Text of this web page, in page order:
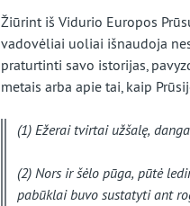
Žiūrint iš Vidurio Europos
vadovėliai uoliai išnaudoja
praturtinti savo istorijas,
metais arba apie tai, kaip
(1) Ežerai tvirtai užšalę,
(2) Nors ir šėlo pūga, pūtė
pabūklai buvo sustatyti ant